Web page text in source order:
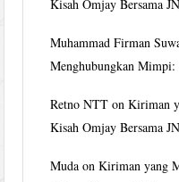
Kisah Omjay Bersama
Muhammad Firman
Menghubungkan
Retno NTT onKiriman
Kisah Omjay Bersama
Muda onKiriman yang